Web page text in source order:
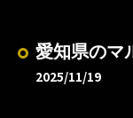
愛知県のマ
2025/11/19